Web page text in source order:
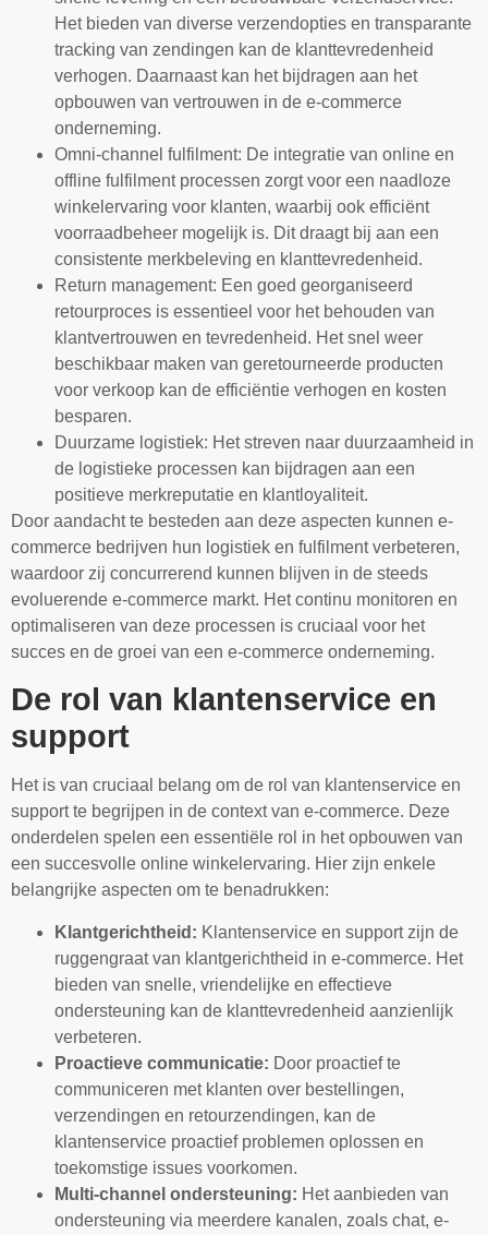
Het bieden van diverse verzendopties en transparante
tracking van zendingen kan de klanttevredenheid
verhogen. Daarnaast kan het bijdragen aan het
opbouwen van vertrouwen in de e-commerce
onderneming.
Omni-channel fulfilment: De integratie van online en
offline fulfilment processen zorgt voor een naadloze
winkelervaring voor klanten, waarbij ook efficiënt
voorraadbeheer mogelijk is. Dit draagt bij aan een
consistente merkbeleving en klanttevredenheid.
Return management: Een goed georganiseerd
retourproces is essentieel voor het behouden van
klantvertrouwen en tevredenheid. Het snel weer
beschikbaar maken van geretourneerde producten
voor verkoop kan de efficiëntie verhogen en kosten
besparen.
Duurzame logistiek: Het streven naar duurzaamheid in
de logistieke processen kan bijdragen aan een
positieve merkreputatie en klantloyaliteit.
Door aandacht te besteden aan deze aspecten kunnen e-
commerce bedrijven hun logistiek en fulfilment verbeteren,
waardoor zij concurrerend kunnen blijven in de steeds
evoluerende e-commerce markt. Het continu monitoren en
optimaliseren van deze processen is cruciaal voor het
succes en de groei van een e-commerce onderneming.
De rol van klantenservice en
support
Het is van cruciaal belang om de rol van klantenservice en
support te begrijpen in de context van e-commerce. Deze
onderdelen spelen een essentiële rol in het opbouwen van
een succesvolle online winkelervaring. Hier zijn enkele
belangrijke aspecten om te benadrukken:
Klantgerichtheid: Klantenservice en support zijn de
ruggengraat van klantgerichtheid in e-commerce. Het
bieden van snelle, vriendelijke en effectieve
ondersteuning kan de klanttevredenheid aanzienlijk
verbeteren.
Proactieve communicatie: Door proactief te
communiceren met klanten over bestellingen,
verzendingen en retourzendingen, kan de
klantenservice proactief problemen oplossen en
toekomstige issues voorkomen.
Multi-channel ondersteuning: Het aanbieden van
ondersteuning via meerdere kanalen, zoals chat, e-